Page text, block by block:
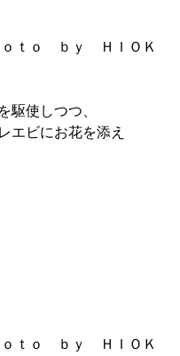
ｏ　ｂｙ　ＨＩＯＫ
駆使しつつ、
エビにお花を添え
ｏ　ｂｙ　ＨＩＯＫ